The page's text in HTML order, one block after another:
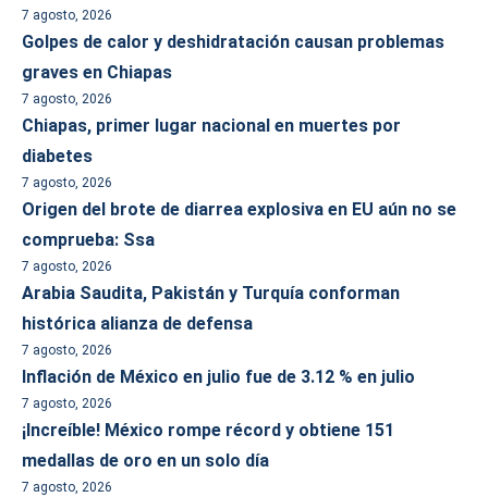
7 agosto, 2026
Golpes de calor y deshidratación causan problemas
graves en Chiapas
7 agosto, 2026
Chiapas, primer lugar nacional en muertes por
diabetes
7 agosto, 2026
Origen del brote de diarrea explosiva en EU aún no se
comprueba: Ssa
7 agosto, 2026
Arabia Saudita, Pakistán y Turquía conforman
histórica alianza de defensa
7 agosto, 2026
Inflación de México en julio fue de 3.12 % en julio
7 agosto, 2026
¡Increíble! México rompe récord y obtiene 151
medallas de oro en un solo día
7 agosto, 2026